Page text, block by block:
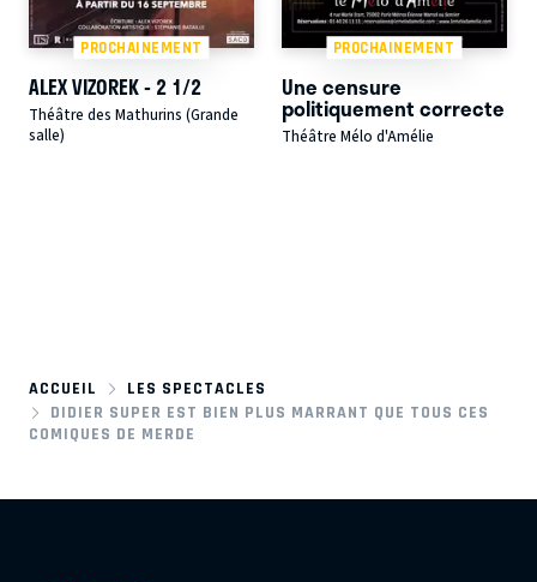
PROCHAINEMENT
ALEX VIZOREK - 2 1/2
Théâtre des Mathurins (Grande
salle)
PROCHAINEMENT
Une censure
politiquement correcte
Théâtre Mélo d'Amélie
ACCUEIL
LES SPECTACLES
DIDIER SUPER EST BIEN PLUS MARRANT QUE TOUS CES
COMIQUES DE MERDE